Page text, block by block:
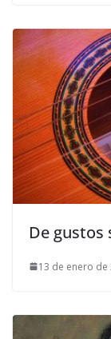
De gustos
13 de enero de